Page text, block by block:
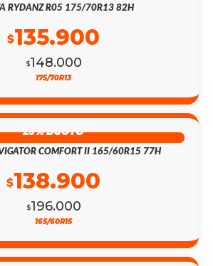
RYDANZ R05 175/70R13 82H
$148.000
$135.900
175/70R13
29% DSCTO
COMFORT II 165/60R15 77H
$196.000
$138.900
165/60R15